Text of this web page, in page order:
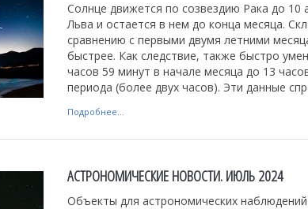
Солнце движется по созвездию Рака до 10
Льва и остается в нем до конца месяца.
сравнению с первыми двумя летними
быстрее. Как следствие, также быстро
часов 59 минут в начале месяца до 13
периода (более двух часов). Эти данные
Подробнее...
АСТРОНОМИЧЕСКИЕ НОВОСТИ. ИЮЛЬ 2024
Объекты для астрономических